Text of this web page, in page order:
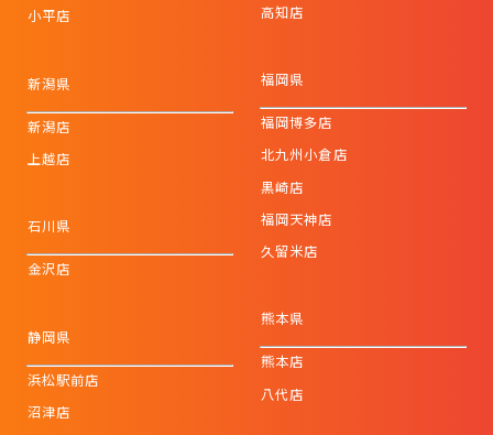
小平店
新潟県
新潟店
上越店
石川県
金沢店
静岡県
浜松駅前店
沼津店
高知店
福岡県
福岡博多店
北九州小倉店
黒崎店
福岡天神店
久留米店
熊本県
熊本店
八代店